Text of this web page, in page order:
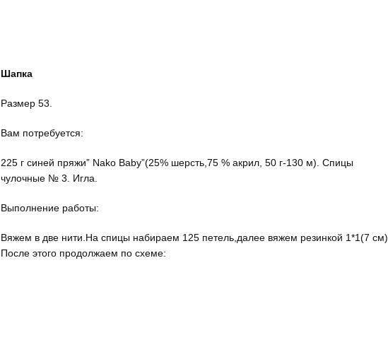
Шапка
Размер 53.
Вам потребуется:
225 г синей пряжи” Nako Baby”(25% шерсть,75 % акрил, 50 г-130 м). Спицы
чулочные № 3. Игла.
Выполнение работы:
Вяжем в две нити.На спицы набираем 125 петель,далее вяжем резинкой 1*1(7 см)
После этого продолжаем по схеме: